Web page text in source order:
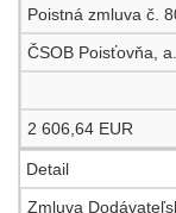
Poistná zmluva č.
ČSOB Poisťovňa,
2 606,64 EUR
Detail
Zmluva